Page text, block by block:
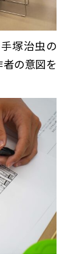
塚治虫の
者の意図を